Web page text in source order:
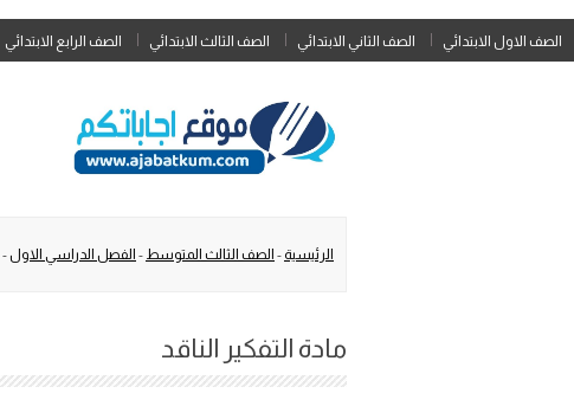
الصف الاول الابتدائي الصف الثاني الابتدائي الصف الثالث الابتدائي الصف الرابع الابتدائي
الرئيسية - الصف الثالث المتوسط - الفصل الدراسي الاول-
مادة التفكير الناقد